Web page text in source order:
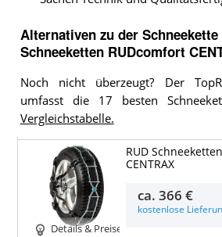
Alternativen zu der Schneekette
Schneeketten RUDcomfort
Noch nicht überzeugt? Der
umfasst die 17 besten
Vergleichstabelle.
Details & Preise
RUD
CENTRAX
ca.366 €
kostenlose